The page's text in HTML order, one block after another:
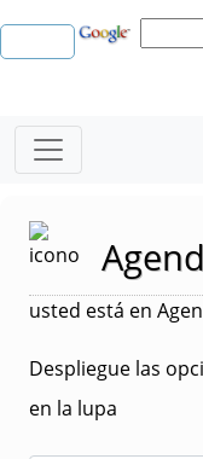
usted está en
Despliegue las
en la lupa